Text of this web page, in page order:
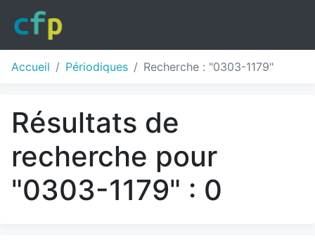
Accueil Périodiques Recherche : "0303-1179"
Résultats de
recherche pour
"0303-1179" : 0